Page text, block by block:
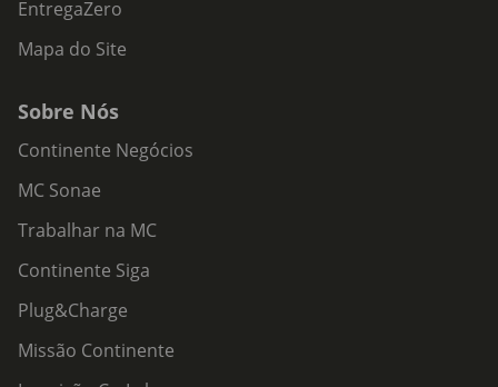
EntregaZero
Mapa do Site
Sobre Nós
Continente Negócios
MC Sonae
Trabalhar na MC
Continente Siga
Plug&Charge
Missão Continente